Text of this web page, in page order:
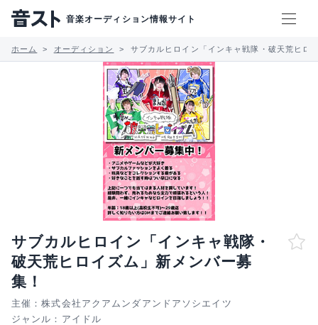
音楽オーディション情報サイト
ホーム オーディション サブカルヒロイン「インキャ戦隊・破天荒ヒロ
サブカルヒロイン「インキャ戦隊・
破天荒ヒロイズム」新メンバー募
集！
主催：株式会社アクアムンダアンドアソシエイツ
ジャンル： アイドル